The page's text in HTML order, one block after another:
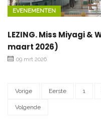
EVENEMENTEN
LEZING. Miss Miyagi &
maart 2026)
09 mrt 2026
Vorige Eerste 1
Volgende